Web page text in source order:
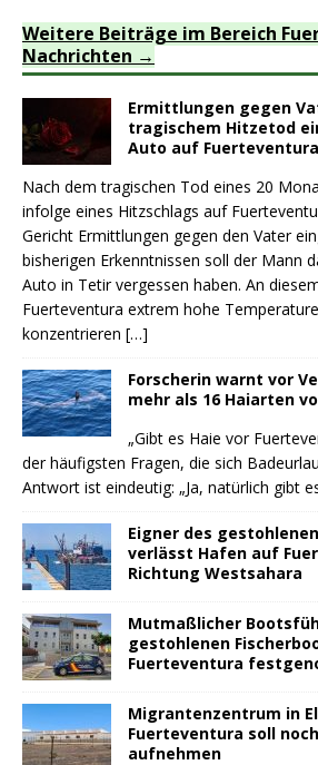
Weitere Beiträge im Bereich
Nachrichten
Ermittlungen gegen
tragischem Hitzetod
Auto auf Fuerteventura
Nach dem tragischen Tod eines 20
infolge eines Hitzschlags auf
Gericht Ermittlungen gegen den Vater
bisherigen Erkenntnissen soll der Mann
Auto in Tetir vergessen haben. An
Fuerteventura extrem hohe
konzentrieren […]
Forscherin warnt vor
mehr als 16 Haiarten
„Gibt es Haie vor
der häufigsten Fragen, die sich
Antwort ist eindeutig: „Ja, natürlich gibt
Eigner des
verlässt Hafen auf
Richtung Westsahara
Mutmaßlicher
gestohlenen
Fuerteventura
Migrantenzentrum in
Fuerteventura soll
aufnehmen